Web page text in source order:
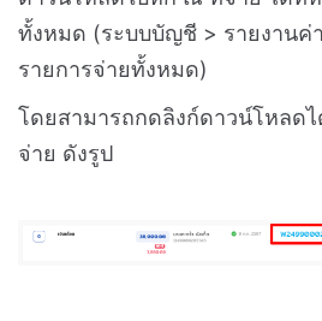
ทั้งหมด (ระบบบัญชี > รายงานค่
รายการจ่ายทั้งหมด)
โดยสามารถกดลิงก์ดาวน์โหลด
จ่าย ดังรูป